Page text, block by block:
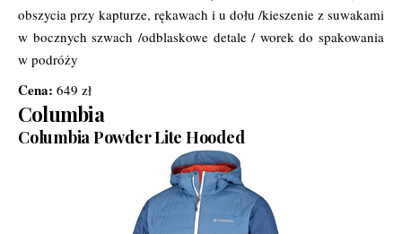
obszycia przy kapturze, rękawach i u dołu /kieszenie z suwakami
w bocznych szwach /odblaskowe detale / worek do spakowania
w podróży
Cena: 649 zł
Columbia
Columbia Powder Lite Hooded